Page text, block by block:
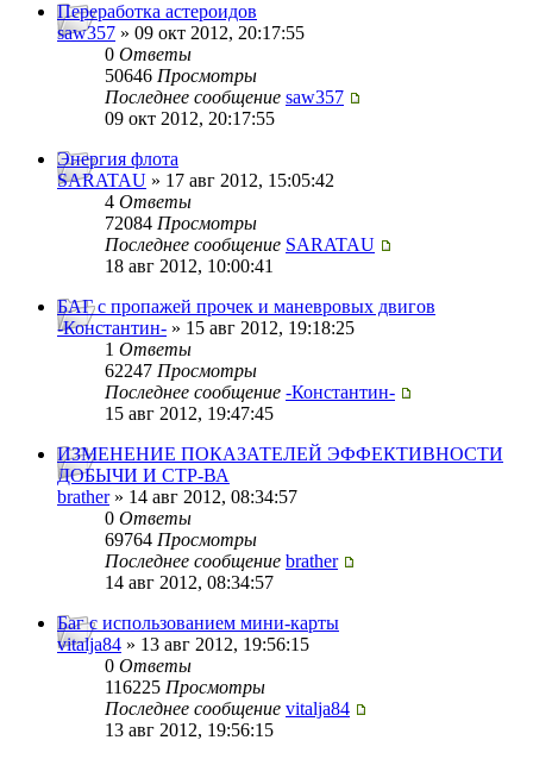
Переработка астероидов
saw357 » 09 окт 2012, 20:17:55
0 Ответы
50646 Просмотры
Последнее сообщение saw357
09 окт 2012, 20:17:55
Энергия флота
SARATAU » 17 авг 2012, 15:05:42
4 Ответы
72084 Просмотры
Последнее сообщение SARATAU
18 авг 2012, 10:00:41
БАГ с пропажей прочек и маневровых двигов
-Константин- » 15 авг 2012, 19:18:25
1 Ответы
62247 Просмотры
Последнее сообщение -Константин-
15 авг 2012, 19:47:45
ИЗМЕНЕНИЕ ПОКАЗАТЕЛЕЙ ЭФФЕКТИВНОСТИ
ДОБЫЧИ И СТР-ВА
brather» 14 авг 2012, 08:34:57
0 Ответы
69764 Просмотры
Последнее сообщение brather
14 авг 2012, 08:34:57
Баг с использованием мини-карты
vitalja84 » 13 авг 2012, 19:56:15
0 Ответы
116225 Просмотры
Последнее сообщение vitalja84
13 авг 2012, 19:56:15